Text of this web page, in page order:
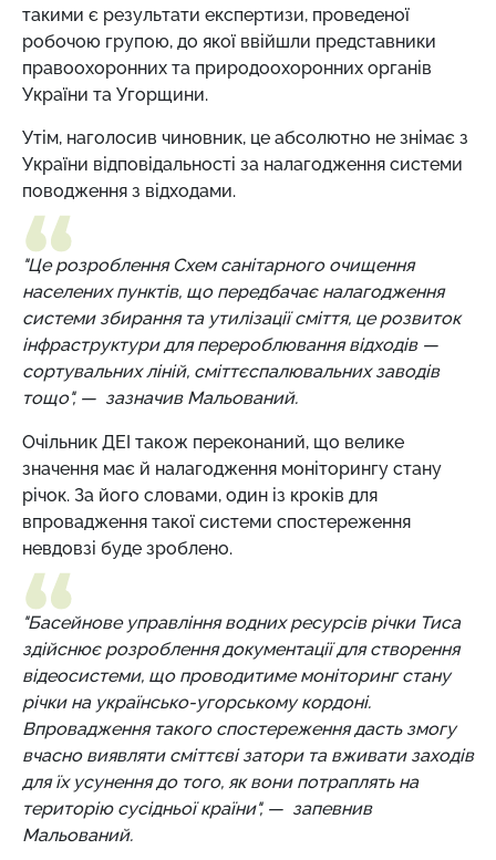
такими є результати експертизи, проведеної
робочою групою, до якої ввійшли представники
правоохоронних та природоохоронних органів
України та Угорщини.
Утім, наголосив чиновник, це абсолютно не знімає з
України відповідальності за налагодження системи
поводження з відходами.
"Це розроблення Схем санітарного очищення
населених пунктів, що передбачає налагодження
системи збирання та утилізації сміття, це розвиток
інфраструктури для перероблювання відходів —
сортувальних ліній, сміттєспалювальних заводів
тощо", — зазначив Мальований.
Очільник ДЕІ також переконаний, що велике
значення має й налагодження моніторингу стану
річок. За його словами, один із кроків для
впровадження такої системи спостереження
невдовзі буде зроблено.
"Басейнове управління водних ресурсів річки Тиса
здійснює розроблення документації для створення
відеосистеми, що проводитиме моніторинг стану
річки на українсько-угорському кордоні.
Впровадження такого спостереження дасть змогу
вчасно виявляти сміттєві затори та вживати заходів
для їх усунення до того, як вони потраплять на
територію сусідньої країни", — запевнив
Мальований.